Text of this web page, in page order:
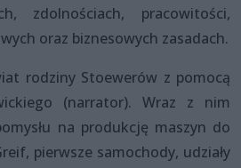
zdolnościach, pracowitości,
oraz biznesowych zasadach.
rodziny Stoewerów z pomocą
(narrator). Wraz z nim
na produkcję maszyn do
pierwsze samochody, udziały